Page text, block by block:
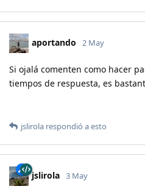
aportando 2 May
Si ojalá comenten como hacer
tiempos de respuesta, es
jslirola respondió a esto
jslirola 3 May